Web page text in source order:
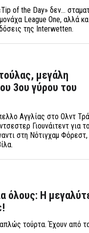
of the Day» δεν…
League One, αλλά
της Interwetten.
μεγάλη
3ου γύρου του
Αγγλίας στο Ολντ
Γιουνάιτεντ για
στη Νότιγχαμ
όλους: Η
τούρτα. Έχουν από